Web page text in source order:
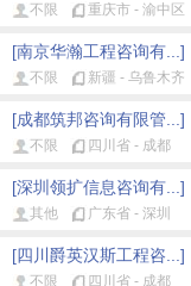
不限
重庆市 - 渝中区
[南京华瀚工程咨询有...]
不限
新疆 - 乌鲁木齐
[成都筑邦咨询有限管...]
不限
四川省 - 成都
[深圳领扩信息咨询有...]
其他
广东省 - 深圳
[四川爵英汉斯工程咨...]
不限
四川省 - 成都